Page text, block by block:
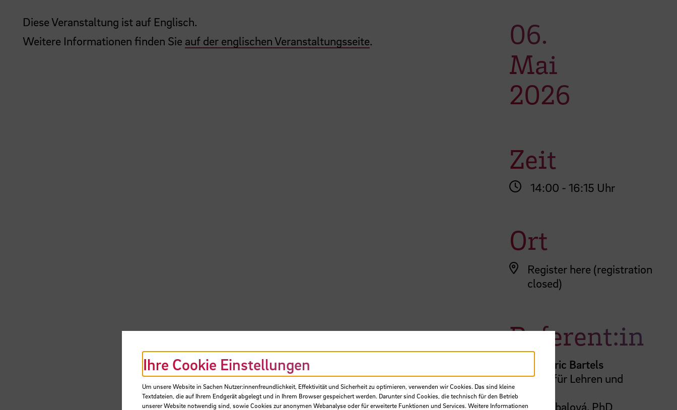
Diese Veranstaltung ist auf Englisch.
Weitere Informationen finden Sie auf der englischen Veranstaltungsseite.
06.
Mai
2026
Zeit
14:00 - 16:15 Uhr
Ort
Register here (registration
closed)
Referent:in
Jan-Eric Bartels
Zentrum für Lehren und
Lernen
Radka Kubalová, PhD
Ihre Cookie Einstellungen
Um unsere Website in Sachen Nutzer:innenfreundlichkeit, Effektivität und Sicherheit zu optimieren, verwenden wir Cookies. Das sind kleine
Textdateien, die auf Ihrem Endgerät abgelegt und in Ihrem Browser gespeichert werden. Darunter sind Cookies, die technisch für den Betrieb
unserer Website notwendig sind, sowie Cookies zur anonymen Webanalyse oder für erweiterte Funktionen und Services. Weitere Informationen